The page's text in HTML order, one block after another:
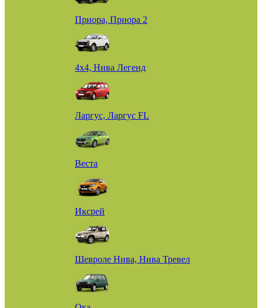
Приора, Приора 2
4х4, Нива Легенд
Ларгус, Ларгус FL
Веста
Иксрей
Шевроле Нива, Нива Тревел